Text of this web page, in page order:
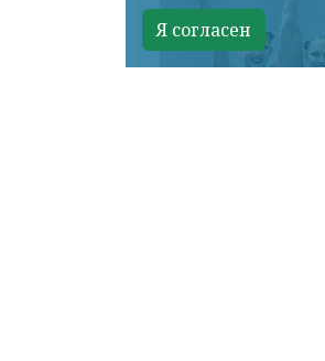
Я согласен